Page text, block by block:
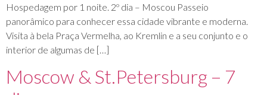
Hospedagem por 1 noite. 2º dia – Moscou Passeio
panorâmico para conhecer essa cidade vibrante e moderna.
Visita à bela Praça Vermelha, ao Kremlin e a seu conjunto e o
interior de algumas de […]
Moscow & St.Petersburg – 7